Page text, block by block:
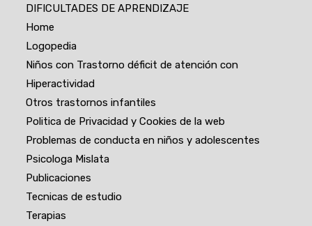
DIFICULTADES DE APRENDIZAJE
Home
Logopedia
Niños con Trastorno déficit de atención con
Hiperactividad
Otros trastornos infantiles
Politica de Privacidad y Cookies de la web
Problemas de conducta en niños y adolescentes
Psicologa Mislata
Publicaciones
Tecnicas de estudio
Terapias